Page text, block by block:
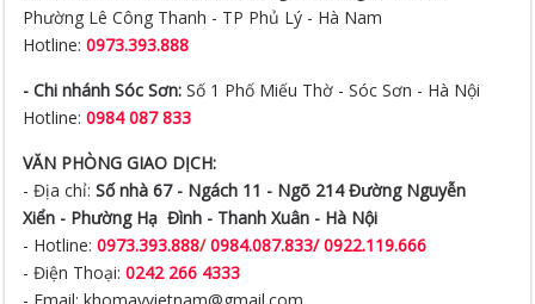
- Chi nhánh Sóc Sơn:Số 1 Phố Miếu Thờ - Sóc Sơn - Hà Nội
Hotline:0984 087 833
VĂN PHÒNG GIAO DỊCH:
- Địa chỉ:Số nhà 67 - Ngách 11 - Ngõ 214 Đường Nguyễn
Xiển -
Phường Hạ Đình - Thanh Xuân - Hà Nội
- Hotline:0973.393.888/ 0984.087.833/ 0922.119.666
- Điện Thoại:0242 266 4333
- Email: khomayvietnam@gmail.com